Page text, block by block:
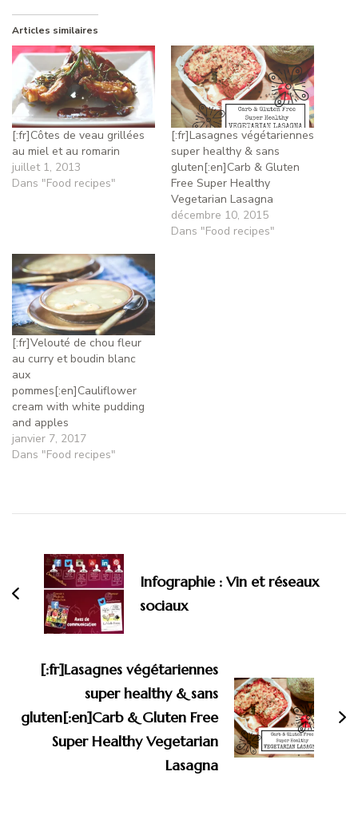
Articles similaires
[:fr]Côtes de veau grillées
au miel et au romarin
juillet 1, 2013
Dans "Food recipes"
[:fr]Lasagnes végétariennes
super healthy & sans
gluten[:en]Carb & Gluten
Free Super Healthy
Vegetarian Lasagna
décembre 10, 2015
Dans "Food recipes"
[:fr]Velouté de chou fleur
au curry et boudin blanc
aux
pommes[:en]Cauliflower
cream with white pudding
and apples
janvier 7, 2017
Dans "Food recipes"
Infographie : Vin et réseaux
sociaux
[:fr]Lasagnes végétariennes
super healthy & sans
gluten[:en]Carb & Gluten Free
Super Healthy Vegetarian
Lasagna